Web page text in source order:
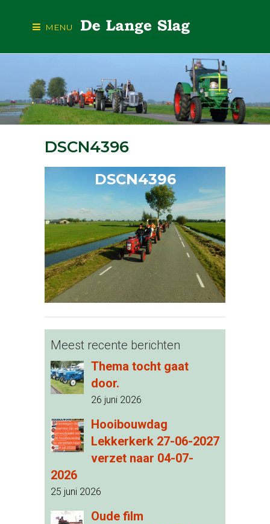
MENU
DSCN4396
DSCN4396
Meest recente berichten
Thema tocht gaat
door.
26 juni 2026
Hooibouwdag
Lekkerkerk 27-06-2027
verzet naar 04-07-
2026
25 juni 2026
Oude film